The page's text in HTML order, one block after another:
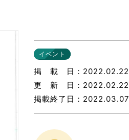
るボランティア
ニュース（外部記事）
イベント
掲載日
2022.02.22
更新日
2022.02.22
掲載終了日
2022.03.07